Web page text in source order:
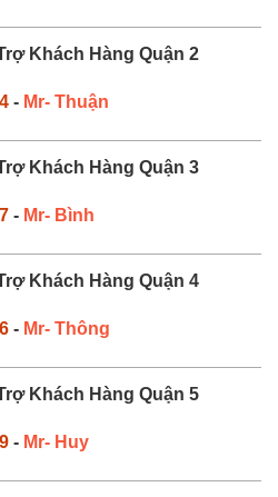
Khách Hàng Quận 2
- Mr- Thuận
Khách Hàng Quận 3
- Mr- Bình
Khách Hàng Quận 4
- Mr- Thông
Khách Hàng Quận 5
- Mr- Huy